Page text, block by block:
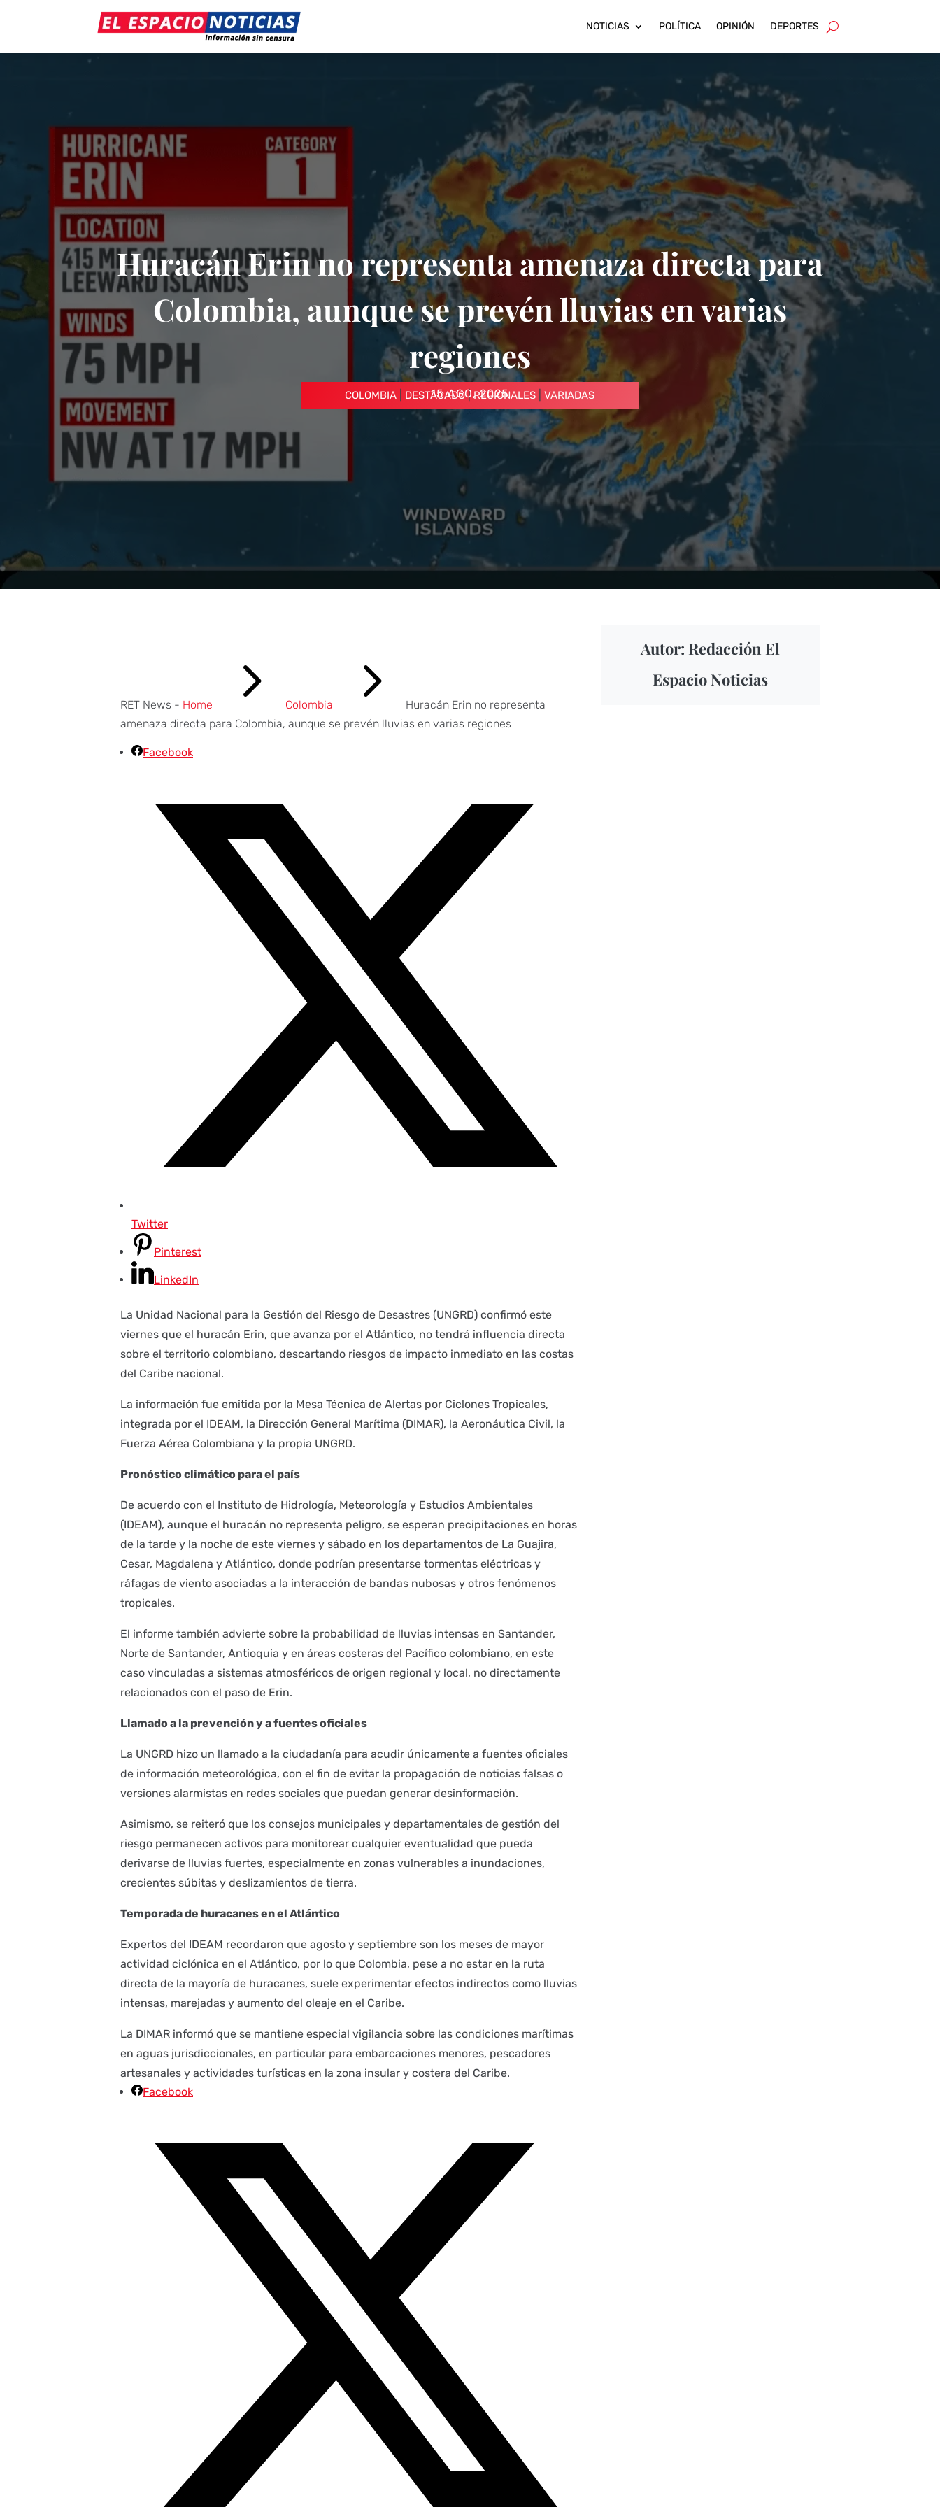
NOTICIAS POLÍTICA OPINIÓN DEPORTES
Huracán Erin no representa amenaza directa para
Colombia, aunque se prevén lluvias en varias
regiones
15 AGO, 2025
RET News - Home 5 Colombia 5
Huracán Erin no representa
amenaza directa para Colombia, aunque se prevén lluvias en varias regiones
Facebook
Twitter
Pinterest
LinkedIn
La Unidad Nacional para la Gestión del Riesgo de Desastres (UNGRD) confirmó este
viernes que el huracán Erin, que avanza por el Atlántico, no tendrá influencia directa
sobre el territorio colombiano, descartando riesgos de impacto inmediato en las costas
del Caribe nacional.
La información fue emitida por la Mesa Técnica de Alertas por Ciclones Tropicales,
integrada por el IDEAM, la Dirección General Marítima (DIMAR), la Aeronáutica Civil, la
Fuerza Aérea Colombiana y la propia UNGRD.
Pronóstico climático para el país
De acuerdo con el Instituto de Hidrología, Meteorología y Estudios Ambientales
(IDEAM), aunque el huracán no representa peligro, se esperan precipitaciones en horas
de la tarde y la noche de este viernes y sábado en los departamentos de La Guajira,
Cesar, Magdalena y Atlántico, donde podrían presentarse tormentas eléctricas y
ráfagas de viento asociadas a la interacción de bandas nubosas y otros fenómenos
tropicales.
El informe también advierte sobre la probabilidad de lluvias intensas en Santander,
Norte de Santander, Antioquia y en áreas costeras del Pacífico colombiano, en este
caso vinculadas a sistemas atmosféricos de origen regional y local, no directamente
relacionados con el paso de Erin.
Llamado a la prevención y a fuentes oficiales
La UNGRD hizo un llamado a la ciudadanía para acudir únicamente a fuentes oficiales
de información meteorológica, con el fin de evitar la propagación de noticias falsas o
versiones alarmistas en redes sociales que puedan generar desinformación.
Asimismo, se reiteró que los consejos municipales y departamentales de gestión del
riesgo permanecen activos para monitorear cualquier eventualidad que pueda
derivarse de lluvias fuertes, especialmente en zonas vulnerables a inundaciones,
crecientes súbitas y deslizamientos de tierra.
Temporada de huracanes en el Atlántico
Expertos del IDEAM recordaron que agosto y septiembre son los meses de mayor
actividad ciclónica en el Atlántico, por lo que Colombia, pese a no estar en la ruta
directa de la mayoría de huracanes, suele experimentar efectos indirectos como lluvias
intensas, marejadas y aumento del oleaje en el Caribe.
La DIMAR informó que se mantiene especial vigilancia sobre las condiciones marítimas
en aguas jurisdiccionales, en particular para embarcaciones menores, pescadores
artesanales y actividades turísticas en la zona insular y costera del Caribe.
Facebook
Autor: Redacción El
Espacio Noticias
COLOMBIA DESTACADO|REGIONALES |VARIADAS